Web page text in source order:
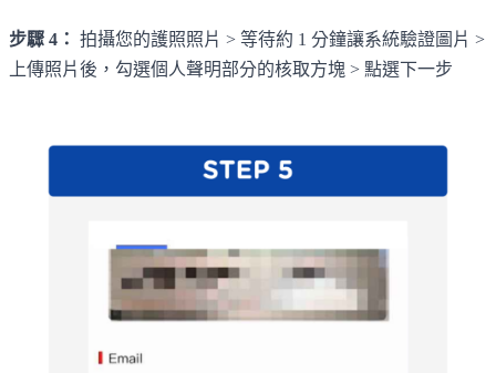
步驟 4： 拍攝您的護照照片 > 等待約 1 分鐘讓系統驗證圖片 >
上傳照片後，勾選個人聲明部分的核取方塊 > 點選下一步